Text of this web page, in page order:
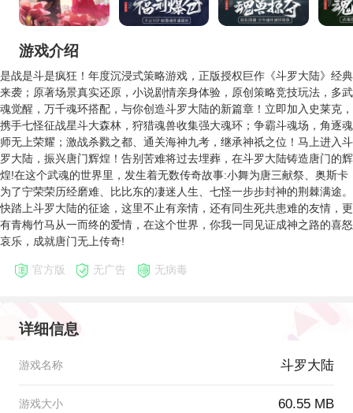
游戏介绍
是战是斗是疯狂！年度沉浸式策略游戏，正版授权巨作《斗罗大陆》经典
来袭；原著场景真实还原，小说剧情亲身体验，原创策略竞技玩法，多武
魂觉醒，万千魂环搭配，与你创造斗罗大陆的新篇章！立即加入史莱克，
携手七怪征战星斗大森林，狩猎魂兽收集强大魂环；争霸斗魂场，角逐魂
师无上荣耀；激战杀戮之都、通关海神九考，继承神祇之位！马上进入斗
罗大陆，振兴唐门辉煌！告别苦难将过去埋葬，在斗罗大陆铸造唐门的辉
煌!在这个武魂的世界里，发生着无数传奇故事:小舞为唐三献祭、奥斯卡
为了宁荣荣历经磨难、比比东的凄迷人生、七怪一步步封神的荆棘满途。
快踏上斗罗大陆的征途，这里不止有亲情，还有同生死共患难的友情，更
有青梅竹马从一而终的爱情，在这个世界，你我一同见证成神之路的喜怒
哀乐，成就唐门无上传奇!
官方版 无广告 无病毒
详细信息
游戏名称 斗罗大陆
游戏大小 60.55 MB